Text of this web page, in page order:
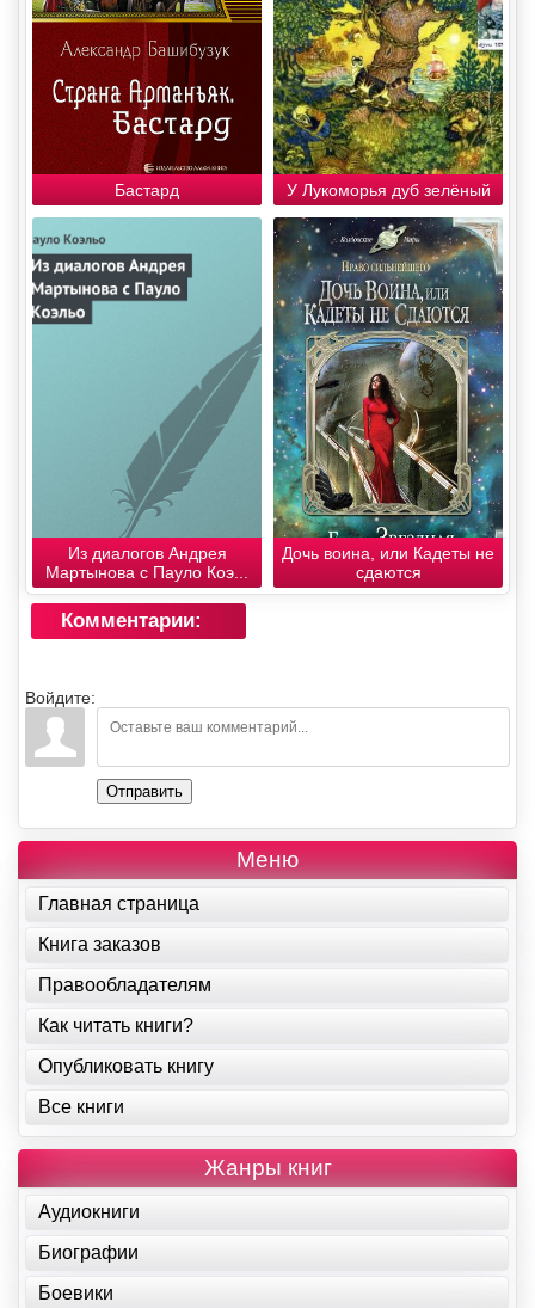
Бастард У Лукоморья дуб зелёный
Из диалогов Андрея
Мартынова с Пауло Коэ...
Дочь воина, или Кадеты не
сдаются
Комментарии:
Войдите:
Отправить
Меню
Главная страница
Книга заказов
Правообладателям
Как читать книги?
Опубликовать книгу
Все книги
Жанры книг
Аудиокниги
Биографии
Боевики